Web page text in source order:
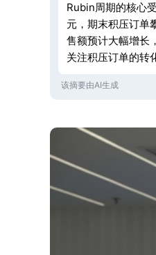
Rubin周期的核心
元，期末积压订单
售额预计大幅增长
关注积压订单的转
该摘要由AI生成